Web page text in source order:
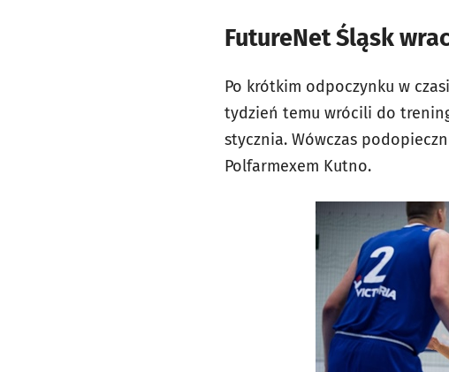
FutureNet Śląsk
Po krótkim odpoczynku w
tydzień temu wrócili do
stycznia. Wówczas
Polfarmexem Kutno.